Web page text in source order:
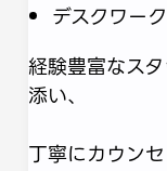
デスクワー
経験豊富なス
添い、
丁寧にカウン